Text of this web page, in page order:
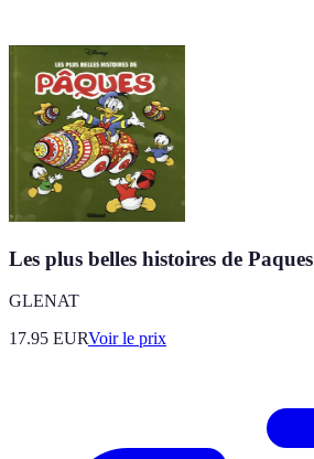
Les plus belles histoires de Paques
GLENAT
17.95 EURVoir le prix